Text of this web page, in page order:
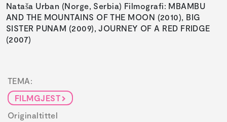
Nataša Urban (Norge, Serbia) Filmografi: MBAMBU
AND THE MOUNTAINS OF THE MOON (2010), BIG
SISTER PUNAM (2009), JOURNEY OF A RED FRIDGE
(2007)
TEMA:
FILMGJEST
Originaltittel